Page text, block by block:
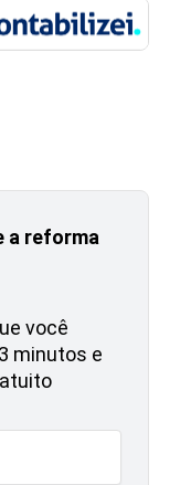
a reforma
você
minutos e